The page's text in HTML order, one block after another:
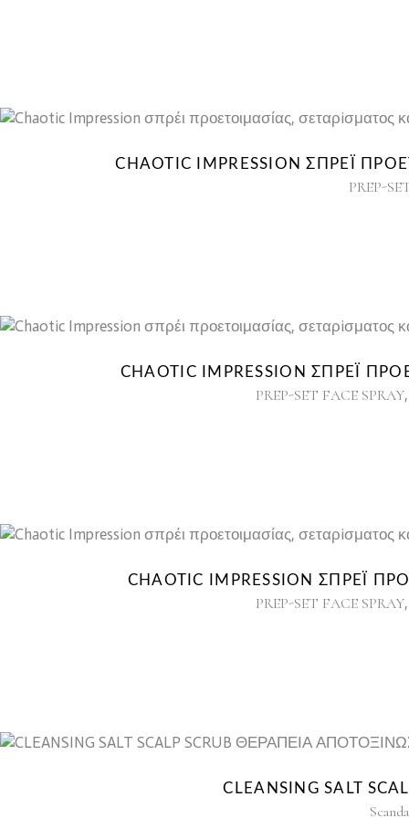
CHAOTIC IMPRESSION ΣΠΡΈΙ
PREP-
CHAOTIC IMPRESSION ΣΠΡΈΙ
PREP-SET FACE SPRAY
CHAOTIC IMPRESSION ΣΠΡΈΙ
PREP-SET FACE SPRAY
CLEANSING SALT